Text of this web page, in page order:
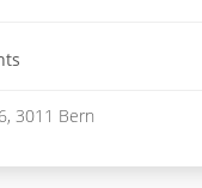
3011 Bern